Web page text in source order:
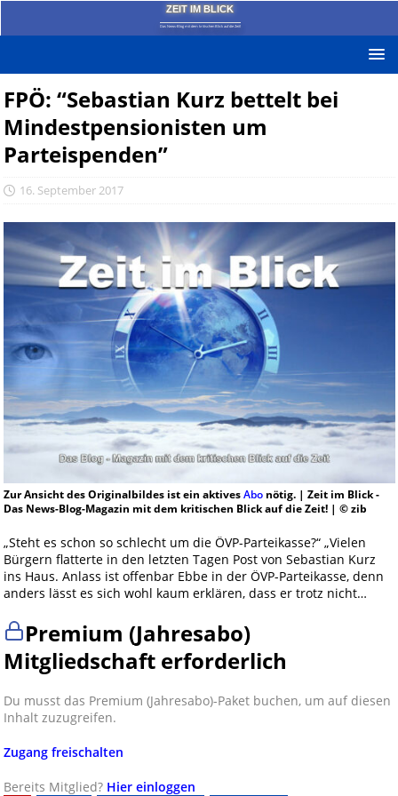
ZEIT IM BLICK
Das News-Blog mit dem kritischen Blick auf die Zeit!
FPÖ: “Sebastian Kurz bettelt bei
Mindestpensionisten um
Parteispenden”
16. September 2017
Zur Ansicht des Originalbildes ist ein aktivesAbonötig. | Zeit im Blick -
Das News-Blog-Magazin mit dem kritischen Blick auf die Zeit! | © zib
„Steht es schon so schlecht um die ÖVP-Parteikasse?“ „Vielen
Bürgern flatterte in den letzten Tagen Post von Sebastian Kurz
ins Haus. Anlass ist offenbar Ebbe in der ÖVP-Parteikasse, denn
anders lässt es sich wohl kaum erklären, dass er trotz nicht…
Premium (Jahresabo)
Mitgliedschaft erforderlich
Du musst das Premium (Jahresabo)-Paket buchen, um auf diesen
Inhalt zuzugreifen.
Zugang freischalten
Bereits Mitglied? Hier einloggen